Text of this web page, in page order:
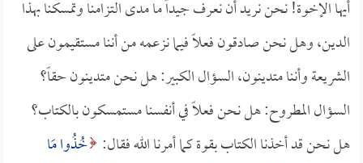
أيها الإخوة! نحن نريد أن نعرف جيداً ما مدى التزامنا وتمسكنا بهذا
الدين، وهل نحن صادقون فعلاً فيما نزعمه من أننا مستقيمون على
الشريعة وأننا متدينون، السؤال الكبير: هل نحن متدينون حقاً؟
السؤال المطروح: هل نحن فعلاً في أنفسنا مستمسكون بالكتاب؟
هل نحن قد أخذنا الكتاب بقوة كما أمرنا الله فقال: خُذُوا مَا